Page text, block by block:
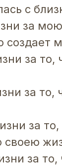
с
за
создает
за то,
за то,
за то,
своею
за то,